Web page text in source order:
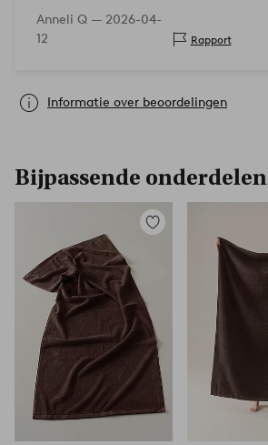
Anneli Q — 2026-04-
12
Rapport
Informatie over beoordelingen
Bijpassende onderdelen
Toevoegen